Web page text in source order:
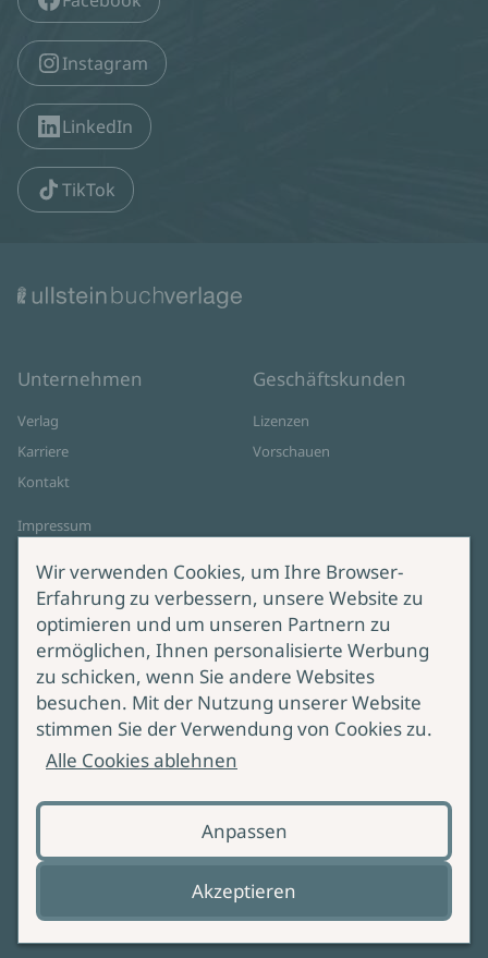
Instagram
LinkedIn
TikTok
Unternehmen
Verlag
Karriere
Kontakt
Impressum
Cookie-Einstellungen
AGB Online Shop
Geschäftskunden
Lizenzen
Vorschauen
Service
Lieferung & Versand
Produktsicherheit
Bei Fragen zur Produktsicherheit
wenden Sie sich bitte an
Wir verwenden Cookies, um Ihre Browser-
Erfahrung zu verbessern, unsere Website zu
optimieren und um unseren Partnern zu
ermöglichen, Ihnen personalisierte Werbung
zu schicken, wenn Sie andere Websites
besuchen. Mit der Nutzung unserer Website
stimmen Sie der Verwendung von Cookies zu.
Alle Cookies ablehnen
Anpassen
Akzeptieren